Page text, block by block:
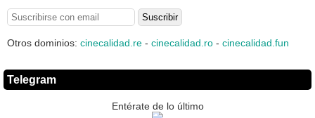
Otros dominios: cinecalidad.re - cinecalidad.ro - cinecalidad.fun
Telegram
Entérate de lo último